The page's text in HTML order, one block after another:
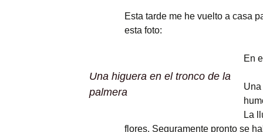
Mercadillos callejeros
Museo de aperos y
Esta tarde me he vuelto a casa
esta foto:
Una higuera en el tronco de la
palmera
En
La
flores. Seguramente pronto se